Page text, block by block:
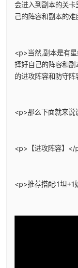
会进入到副本的关
己的阵容和副本的
<p>当然,副本是有
择好自己的阵容和
的进攻阵容和防守
<p>那么下面就来说
<p>【进攻阵容】</
<p>推荐搭配:1坦+1